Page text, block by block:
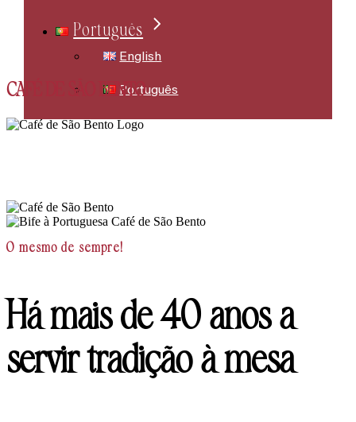
Português
English
Português
CAFÉ DE SÃO BENTO
​O mesmo de sempre!
Há mais de 40 anos a
servir tradição à mesa